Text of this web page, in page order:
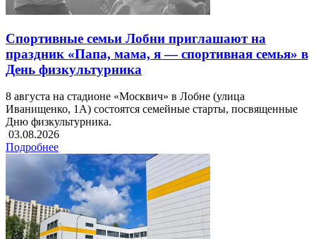
Спортивные семьи Лобни приглашают на
праздник «Папа, мама, я — спортивная семья» в
День физкультурника
8 августа на стадионе «Москвич» в Лобне (улица
Иванищенко, 1А) состоятся семейные старты, посвященные
Дню физкультурника.
03.08.2026
Подробнее